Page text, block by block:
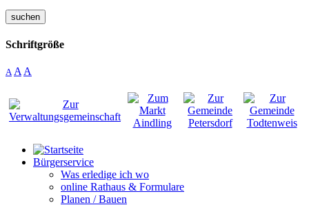
suchen
Schriftgröße
A A A
Bürgerservice
Was erledige ich wo
online Rathaus & Formulare
Planen / Bauen